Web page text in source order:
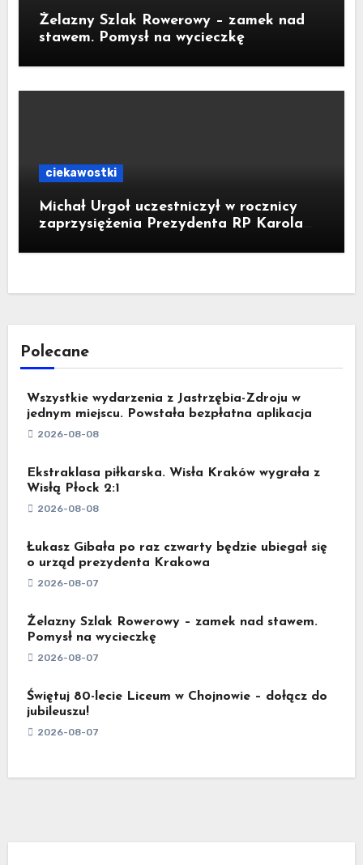
Żelazny Szlak Rowerowy – zamek nad
stawem. Pomysł na wycieczkę
ciekawostki
Michał Urgoł uczestniczył w rocznicy
zaprzysiężenia Prezydenta RP Karola
Polecane
Wszystkie wydarzenia z Jastrzębia-Zdroju w
jednym miejscu. Powstała bezpłatna aplikacja
2026-08-08
Ekstraklasa piłkarska. Wisła Kraków wygrała z
Wisłą Płock 2:1
2026-08-08
Łukasz Gibała po raz czwarty będzie ubiegał się
o urząd prezydenta Krakowa
2026-08-07
Żelazny Szlak Rowerowy – zamek nad stawem.
Pomysł na wycieczkę
2026-08-07
Świętuj 80-lecie Liceum w Chojnowie – dołącz do
jubileuszu!
2026-08-07